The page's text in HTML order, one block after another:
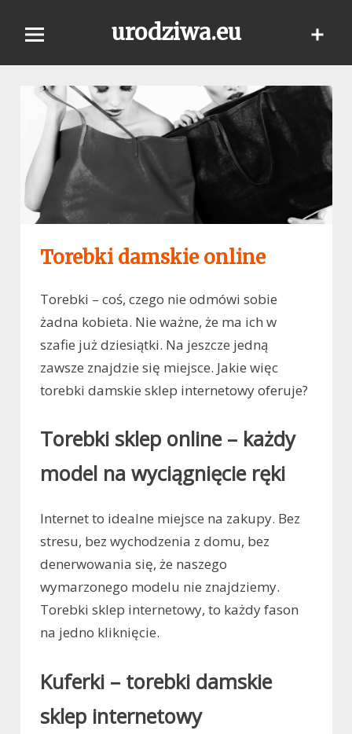
urodziwa.eu
Torebki damskie online
Torebki – coś, czego nie odmówi sobie
żadna kobieta. Nie ważne, że ma ich w
szafie już dziesiątki. Na jeszcze jedną
zawsze znajdzie się miejsce. Jakie więc
torebki damskie sklep internetowy oferuje?
Torebki sklep online – każdy
model na wyciągnięcie ręki
Internet to idealne miejsce na zakupy. Bez
stresu, bez wychodzenia z domu, bez
denerwowania się, że naszego
wymarzonego modelu nie znajdziemy.
Torebki sklep internetowy, to każdy fason
na jedno kliknięcie.
Kuferki – torebki damskie
sklep internetowy